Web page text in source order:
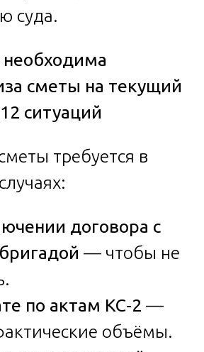
суда.
необходима
сметы на текущий
ситуаций
требуется в
договора с
— чтобы не
по актам КС-2 —
объёмы.